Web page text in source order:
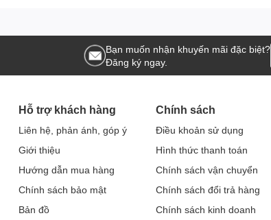
Bạn muốn nhận khuyến mãi đặc biệt?
Đăng ký ngay.
Hỗ trợ khách hàng
Liên hệ, phản ánh, góp ý
Giới thiệu
Hướng dẫn mua hàng
Chính sách bảo mật
Bản đồ
Chính sách
Điều khoản sử dụng
Hình thức thanh toán
Chính sách vận chuyển
Chính sách đổi trả hàng
Chính sách kinh doanh